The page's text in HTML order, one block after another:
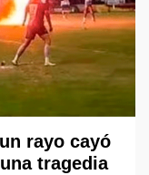
rayo cayó
tragedia